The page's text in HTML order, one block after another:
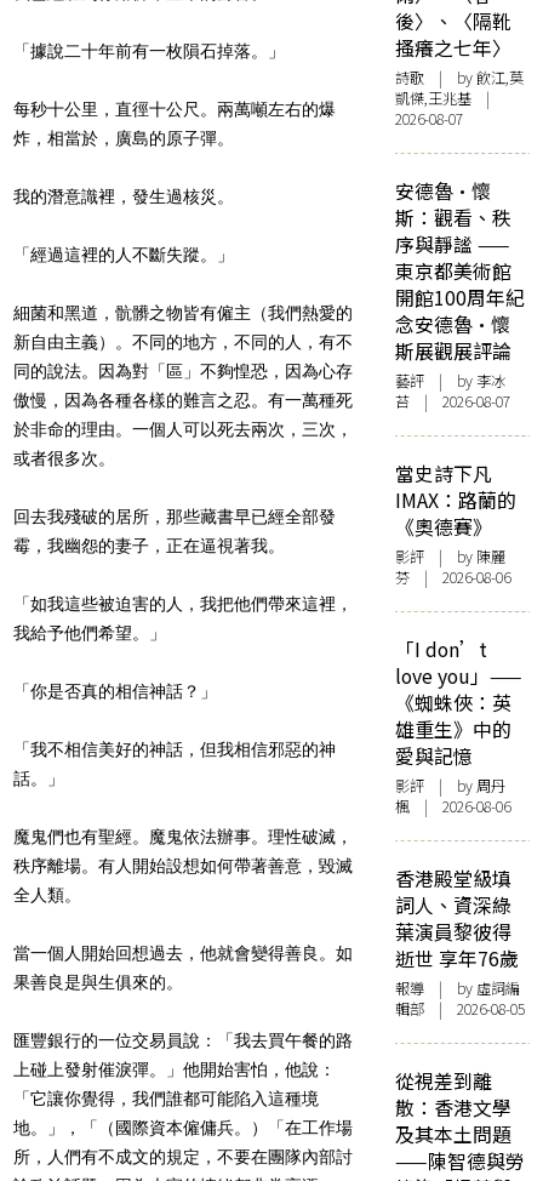
「據說二十年前有一枚隕石掉落。」
每秒十公里，直徑十公尺。兩萬噸左右的爆
炸，相當於，廣島的原子彈。
我的潛意識裡，發生過核災。
「經過這裡的人不斷失蹤。」
細菌和黑道，骯髒之物皆有僱主（我們熱愛的
新自由主義）。不同的地方，不同的人，有不
同的說法。因為對「區」不夠惶恐，因為心存
傲慢，因為各種各樣的難言之忍。有一萬種死
於非命的理由。一個人可以死去兩次，三次，
或者很多次。
回去我殘破的居所，那些藏書早已經全部發
霉，我幽怨的妻子，正在逼視著我。
「如我這些被迫害的人，我把他們帶來這裡，
我給予他們希望。」
「你是否真的相信神話？」
「我不相信美好的神話，但我相信邪惡的神
話。」
魔鬼們也有聖經。魔鬼依法辦事。理性破滅，
秩序離場。有人開始設想如何帶著善意，毀滅
全人類。
當一個人開始回想過去，他就會變得善良。如
果善良是與生俱來的。
匯豐銀行的一位交易員說：「我去買午餐的路
上碰上發射催淚彈。」他開始害怕，他說：
「它讓你覺得，我們誰都可能陷入這種境
地。」，「（國際資本僱傭兵。）「在工作場
所，人們有不成文的規定，不要在團隊內部討
後〉、〈隔靴
搔癢之七年〉
詩歌 | by 飲江,莫
凱傑,王兆基 |
2026-08-07
安德魯·懷
斯：觀看、秩
序與靜謐 ——
東京都美術館
開館100周年紀
念安德魯·懷
斯展觀展評論
藝評 | by 李冰
苔 | 2026-08-07
當史詩下凡
IMAX：路蘭的
《奧德賽》
影評 | by 陳麗
芬 | 2026-08-06
「I don’t
love you」——
《蜘蛛俠：英
雄重生》中的
愛與記憶
影評 | by周丹
楓 | 2026-08-06
香港殿堂級填
詞人、資深綠
葉演員黎彼得
逝世 享年76歲
報導 | by 虛詞編
輯部 | 2026-08-05
從視差到離
散：香港文學
及其本土問題
——陳智德與勞